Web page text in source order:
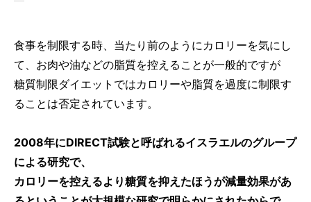
食事を制限する時、当たり前のようにカロリーを気にし
て、お肉や油などの脂質を控えることが一般的ですが
糖質制限ダイエットではカロリーや脂質を過度に制限す
ることは否定されています。
2008年にDIRECT試験と呼ばれるイスラエルのグループ
による研究で、
カロリーを控えるより糖質を抑えたほうが減量効果があ